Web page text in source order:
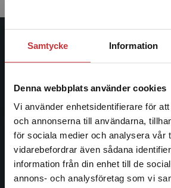
Samtycke Information
Denna webbplats använder cookies
Vi använder enhetsidentifierare för
och annonserna till användarna,
för sociala medier och analysera vår
vidarebefordrar även sådana
information från din enhet till de
annons- och analysföretag som vi
Begränsad
Studentlitteratur
ledande utbildningsförlag. Med
facklitteratur, utbildningar och digitala
informationstjänster i utbudet, finns
längs hela kunskapsresan.
Kontakta oss